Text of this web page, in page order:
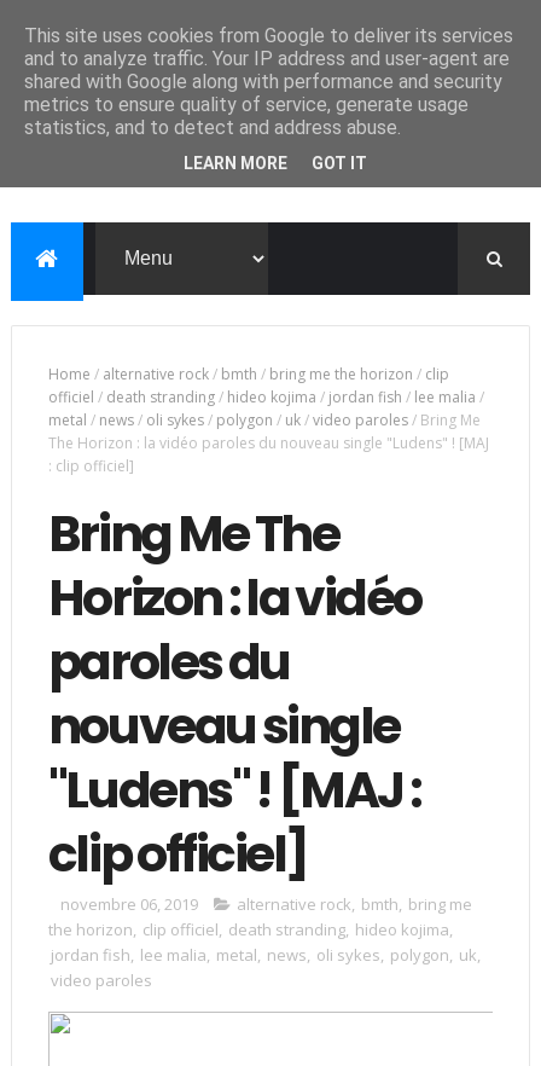
Home / alternative rock/ bmth / bring me the horizon / clip
officiel / death stranding/ hideo kojima / jordan fish / lee malia /
metal / news/ oli sykes/ polygon / uk/video paroles/ Bring Me
The Horizon : la vidéo paroles du nouveau single "Ludens" ! [MAJ
: clip officiel]
Bring Me The
Horizon : la vidéo
paroles du
nouveau single
"Ludens" ! [MAJ :
clip officiel]
novembre 06, 2019 alternative rock, bmth, bring me
the horizon, clip officiel, death stranding, hideo kojima,
jordan fish, lee malia, metal, news, oli sykes, polygon, uk,
video paroles
This site uses cookies from Google to deliver its services
and to analyze traffic. Your IP address and user-agent are
shared with Google along with performance and security
metrics to ensure quality of service, generate usage
statistics, and to detect and address abuse.
LEARN MORE GOT IT